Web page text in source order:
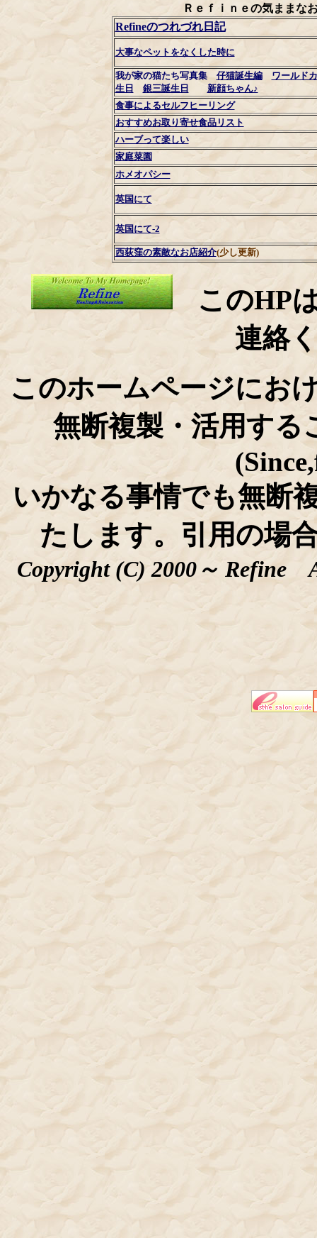
Ｒｅｆｉｎｅの気ままな
Refineのつれづれ日記
大事なペットをなくした時に
我が家の猫たち写真集 仔猫誕生編
ワールド
生日
銀三誕生日
新顔ちゃん♪
食事によるセルフヒーリング
おすすめお取り寄せ食品リスト
ハーブって楽しい
家庭菜園
ホメオパシー
英国にて
英国にて-2
西荻窪の素敵なお店紹介(少し更新)
このHP
連絡
このホームページにお
無断複製・活用する
いかなる事情でも無断
たします。引用の場
Copyright (C) 2000～ Refine